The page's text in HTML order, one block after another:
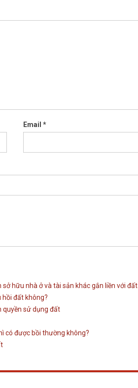
Email*
hữu nhà ở và tài sản khác gắn liền với đất
đất không?
quyền sử dụng đất
có được bồi thường không?